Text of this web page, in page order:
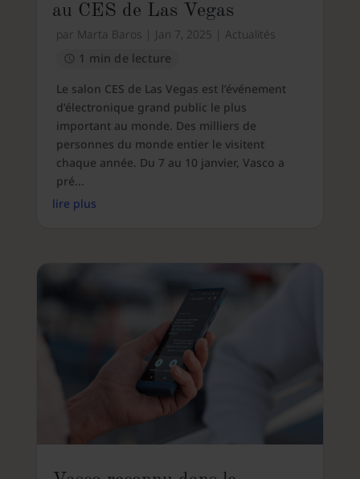
au CES de Las Vegas
par Marta Baros Jan 7, 2025
Actualités
1 min de lecture
Le salon CES de Las Vegas est l’événement
d’électronique grand public le plus
important au monde. Des milliers de
personnes du monde entier le visitent
chaque année. Du 7 au 10 janvier, Vasco a
pré...
lire plus